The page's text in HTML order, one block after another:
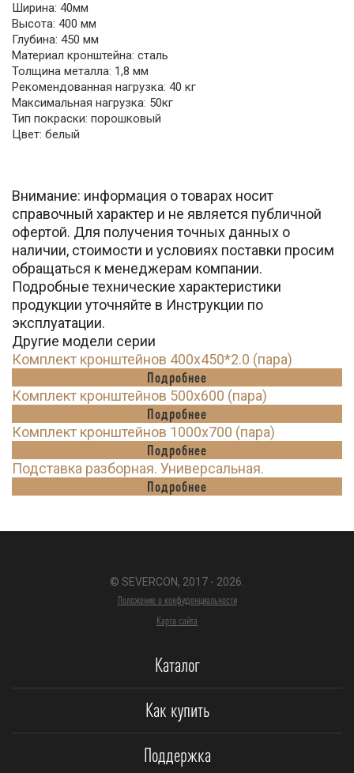
Ширина: 40мм
Высота: 400 мм
Глубина: 450 мм
Материал кронштейна: сталь
Толщина металла: 1,8 мм
Рекомендованная нагрузка: 40 кг
Максимальная нагрузка: 50кг
Тип покраски: порошковый
Цвет: белый
Внимание: информация о товарах носит
справочный характер и не является публичной
офертой. Для получения точных данных о
наличии, стоимости и условиях поставки просим
обращаться к менеджерам компании.
Подробные технические характеристики
продукции уточняйте в Инструкции по
эксплуатации.
Другие модели серии
Комплект кронштейнов 400х450*2.0 (пара)
Подробнее
Комплект кронштейнов 500х600 (пара)
Подробнее
Комплект кронштейнов 1000х700 (пара)
Подробнее
Подставка разборная. Универсальная.
Подробнее
© SEVERCON, 2017 - 2026.
Положение о конфиденциальности
Карта сайта
Каталог
Как купить
Поддержка